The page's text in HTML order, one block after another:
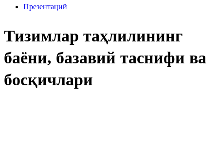
Презентаций
Тизимлар таҳлилининг
баёни, базавий таснифи ва
босқичлари